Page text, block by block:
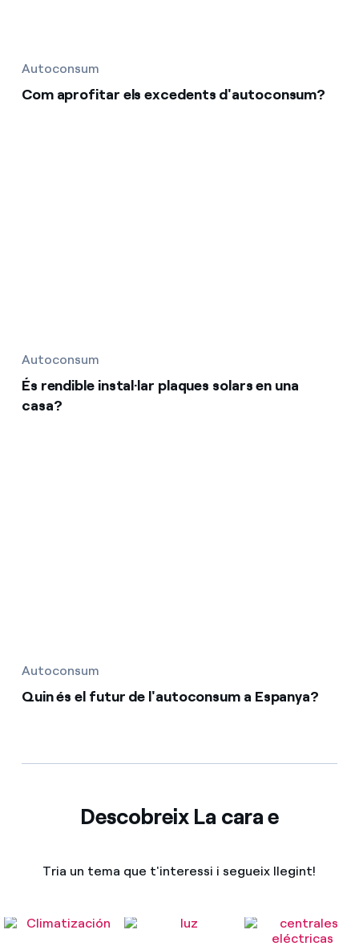
Autoconsum
Com aprofitar els excedents d'autoconsum?
Autoconsum
És rendible instal·lar plaques solars en una
casa?
Autoconsum
Quin és el futur de l'autoconsum a Espanya?
Descobreix La cara e
Tria un tema que t'interessi i segueix llegint!